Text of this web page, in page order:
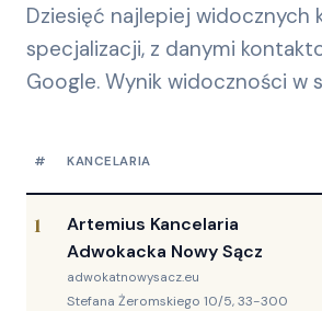
Dziesięć najlepiej widocznych
specjalizacji, z danymi
Google. Wynik widoczności w
# KANCELARIA
1
Artemius Kancelaria
Adwokacka Nowy Sącz
adwokatnowysacz.eu
Stefana Żeromskiego 10/5, 33-300